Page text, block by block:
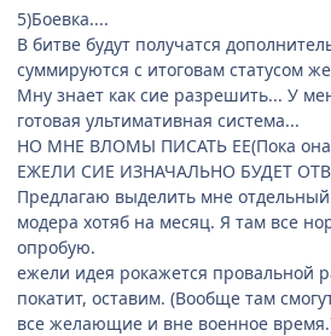
5)Боевка....
В битве будут получатся
суммируются с итоговам статусом
Мну знает как сие разрешить... У
готовая ультимативная система...
НО МНЕ ВЛОМЫ ПИСАТЬ ЕЕ(Пока она
ЕЖЕЛИ СИЕ ИЗНАЧАЛЬНО БУДЕТ
Предлагаю выделить мне
модера хотяб на месяц. Я там все
опробую.
ежели идея рокажется провальной
покатит, оставим. (Вообще там
все желающие и вне военное